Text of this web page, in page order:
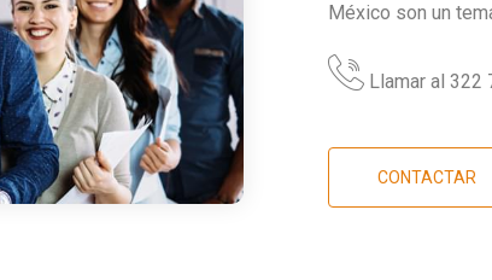
México son un
Llamar al 322
CONTACTAR